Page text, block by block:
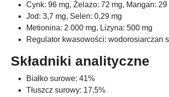
Cynk: 96 mg, Żelazo: 72 mg, Mangan: 29
Jod: 3,7 mg, Selen: 0,29 mg
Metionina: 2 000 mg, Lizyna: 500 mg
Regulator kwasowości: wodorosiarczan
Składniki analityczne
Białko surowe: 41%
Tłuszcz surowy: 17,5%